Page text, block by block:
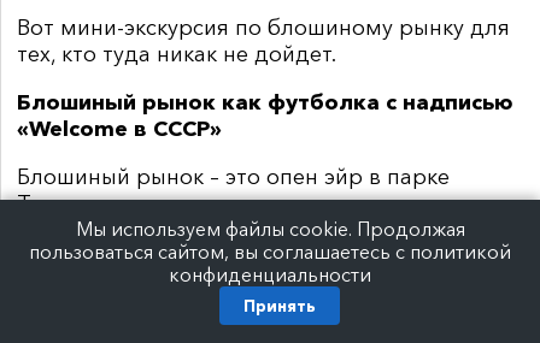
Вот мини-экскурсия по блошиному рынку для
тех, кто туда никак не дойдет.
Блошиный рынок как футболка с надписью
«Welcome в СССР»
Блошиный рынок – это опен эйр в парке
Тинчурина: здесь нет крытых палаток,
кассовых аппаратов и чеков. Люди скупают
марки и виниловые пластинки и рассказывают
друг другу о том, как ходили в булочные и
стояли в очередях за колбасой.
Мы используем файлы cookie. Продолжая
пользоваться сайтом, вы соглашаетесь с политикой
конфиденциальности
Принять